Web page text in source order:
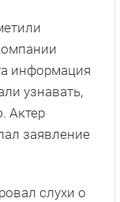
информация
узнавать,
Актер
заявление
слухи о